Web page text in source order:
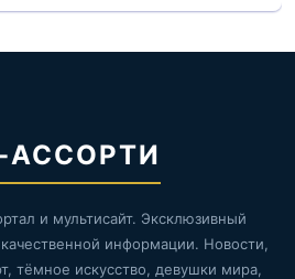
АССОРТИ
и мультисайт. Эксклюзивный
информации. Новости,
тёмное искусство, девушки мира,